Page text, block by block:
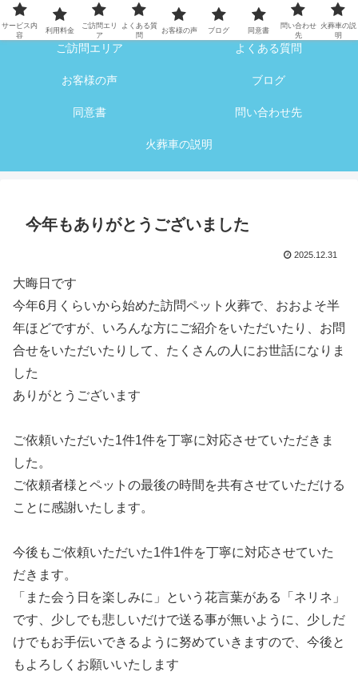
サービス内容 利用料金
ご訪問エリア よくある質問
お客様の声 ブログ
同意書 問い合わせ先
火葬車の説明
今年もありがとうございました
2025.12.31
大晦日です
今年6月くらいから始めた訪問ペット火葬で、おおよそ半
年ほどですが、いろんな方にご紹介をいただいたり、お問
合せをいただいたりして、たくさんの人にお世話になりま
した
ありがとうございます
ご依頼いただいた1件1件を丁寧に対応させていただきま
した。
ご依頼者様とペットの最後の時間を共有させていただける
ことに感謝いたします。
今後もご依頼いただいた1件1件を丁寧に対応させていた
だきます。
「また会う日を楽しみに」という花言葉がある「ネリネ」
です、少しでも悲しいだけで送る事が無いように、少しだ
けでもお手伝いできるように努めていきますので、今後と
もよろしくお願いいたします
サービス内
容
利用料金
ご訪問エリ
ア
よくある質
問
お客様の声 ブログ 同意書
問い合わせ
先
火葬車の説
明